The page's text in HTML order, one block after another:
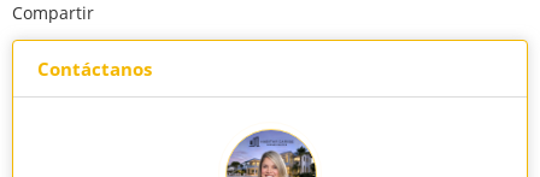
Compartir
Contáctanos